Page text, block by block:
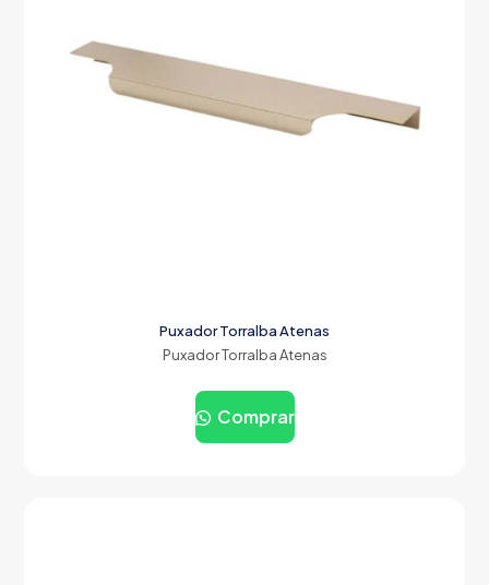
Puxador Torralba Atenas
Puxador Torralba Atenas
Comprar